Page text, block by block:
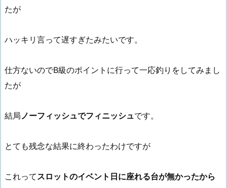
たが
ハッキリ言って遅すぎたみたいです。
仕方ないのでB級のポイントに行って一応釣りをしてみまし
たが
結局ノーフィッシュでフィニッシュです。
とても残念な結果に終わったわけですが
これってスロットのイベント日に座れる台が無かったから